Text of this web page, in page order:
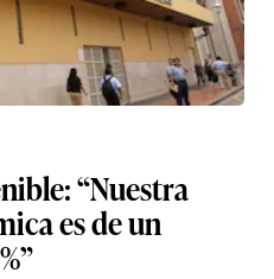
“Nuestra
es de un